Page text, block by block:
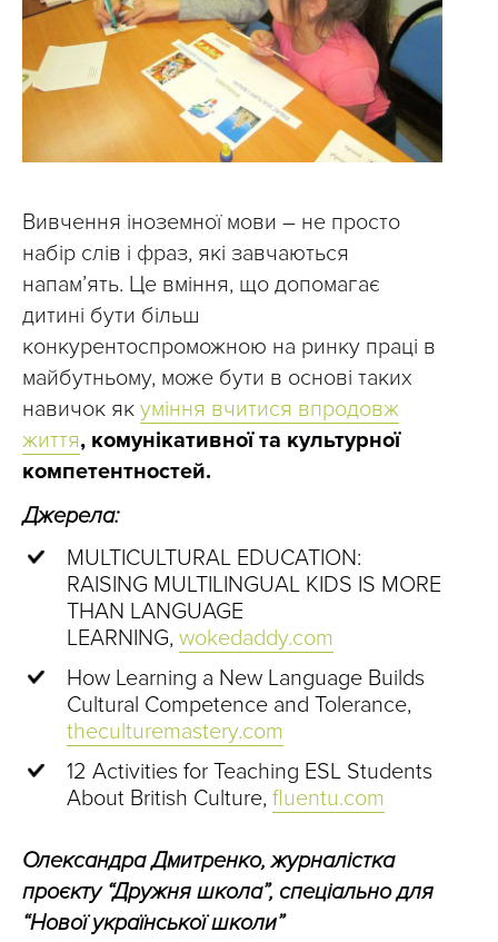
Вивчення іноземної мови – не просто
набір слів і фраз, які завчаються
напам’ять. Це вміння, що допомагає
дитині бути більш
конкурентоспроможною на ринку праці в
майбутньому, може бути в основі таких
навичок як уміння вчитися впродовж
життя, комунікативної та культурної
компетентностей.
Джерела:
MULTICULTURAL EDUCATION:
RAISING MULTILINGUAL KIDS IS MORE
THAN LANGUAGE
LEARNING, wokedaddy.com
How Learning a New Language Builds
Cultural Competence and Tolerance,
theculturemastery.com
12 Activities for Teaching ESL Students
About British Culture, fluentu.com
Олександра Дмитренко, журналістка
проєкту “Дружня школа”, спеціально для
“Нової української школи”